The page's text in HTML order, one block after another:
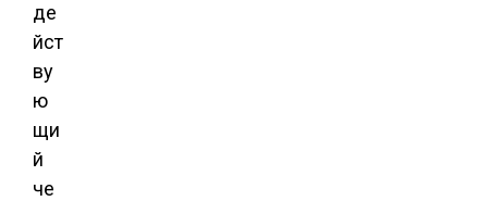
де
йст
ву
ю
щи
й
че